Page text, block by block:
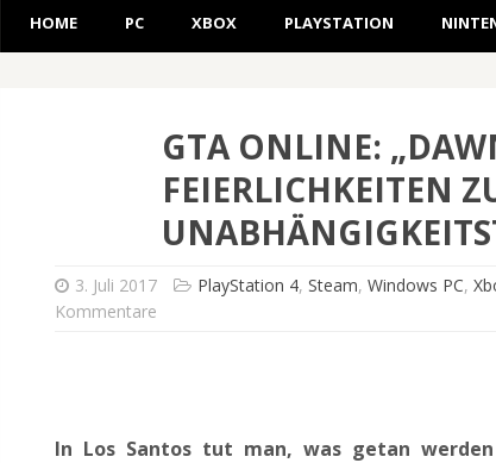
HOME PC XBOX PLAYSTATION
GTA ONLINE:
FEIERLICHKEITEN
3. Juli 2017 PlayStation 4, Steam, Windows PC,
Kommentare
In Los Santos tut man, was getan